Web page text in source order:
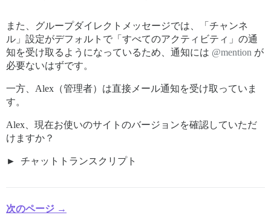
また、グループダイレクトメッセージでは、「チャンネ
ル」設定がデフォルトで「すべてのアクティビティ」の通
知を受け取るようになっているため、通知には @mention が
必要ないはずです。
一方、Alex（管理者）は直接メール通知を受け取っていま
す。
Alex、現在お使いのサイトのバージョンを確認していただ
けますか？
チャットトランスクリプト
次のページ →